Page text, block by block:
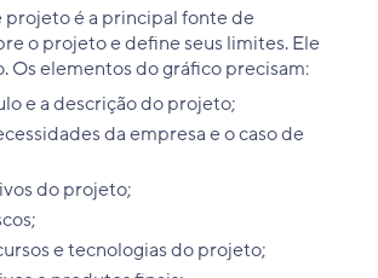
projeto é a principal fonte de
o projeto e define seus limites. Ele
Os elementos do gráfico precisam:
e a descrição do projeto;
da empresa e o caso de
do projeto;
e tecnologias do projeto;